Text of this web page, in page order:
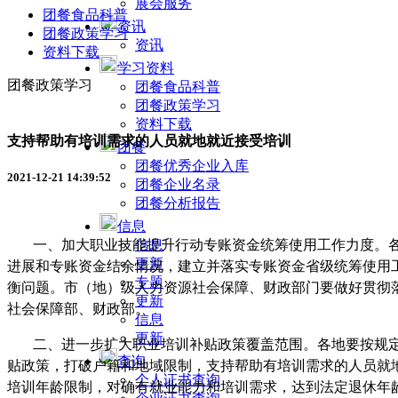
展会服务
资讯
资讯
学习资料
团餐食品科普
团餐政策学习
资料下载
团餐
团餐优秀企业入库
团餐企业名录
团餐分析报告
信息
信息
更新
专题
更新
信息
更新
查询
个人证书查询
团餐食品科普
团餐政策学习
资料下载
团餐政策学习
支持帮助有培训需求的人员就地就近接受培训
2021-12-21 14:39:52
一、加大职业技能提升行动专账资金统筹使用工作力度。
进展和专账资金结余情况，建立并落实专账资金省级统筹使
衡问题。市（地）级人力资源社会保障、财政部门要做好贯
社会保障部、财政部。
二、进一步扩大职业培训补贴政策覆盖范围。 各地要按规
贴政策，打破户籍和地域限制，支持帮助有培训需求的人员
培训年龄限制，对确有就业能力和培训需求，达到法定退休